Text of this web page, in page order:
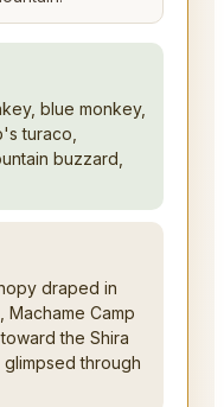
blue monkey,
turaco,
buzzard,
draped in
Machame Camp
the Shira
through